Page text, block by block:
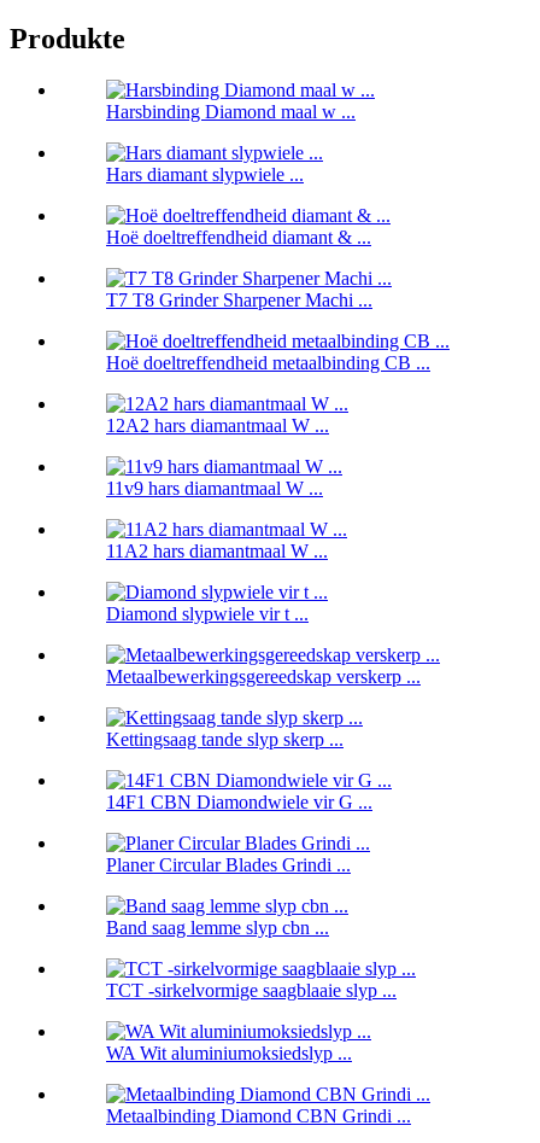
Produkte
Harsbinding Diamond maal w ...
Hars diamant slypwiele ...
Hoë doeltreffendheid diamant & ...
T7 T8 Grinder Sharpener Machi ...
Hoë doeltreffendheid metaalbinding CB ...
12A2 hars diamantmaal W ...
11v9 hars diamantmaal W ...
11A2 hars diamantmaal W ...
Diamond slypwiele vir t ...
Metaalbewerkingsgereedskap verskerp ...
Kettingsaag tande slyp skerp ...
14F1 CBN Diamondwiele vir G ...
Planer Circular Blades Grindi ...
Band saag lemme slyp cbn ...
TCT -sirkelvormige saagblaaie slyp ...
WA Wit aluminiumoksiedslyp ...
Metaalbinding Diamond CBN Grindi ...